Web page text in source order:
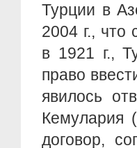
Турции в
2004 г., что
в 1921 г.,
право
явилось
Кемулария
договор,